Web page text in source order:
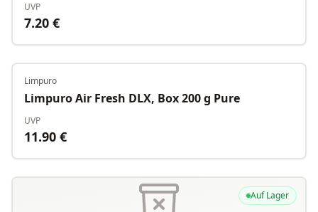
UVP
7.20 €
Limpuro
Limpuro Air Fresh DLX, Box 200 g Pure
UVP
11.90 €
Auf Lager